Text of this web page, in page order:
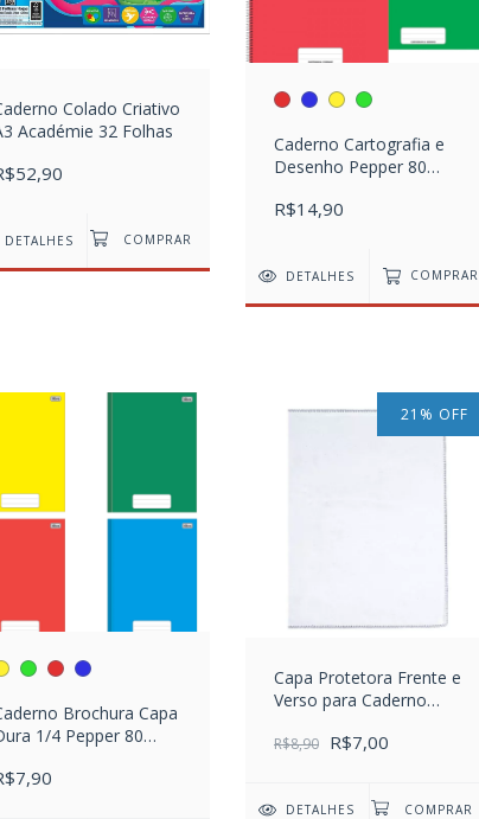
Colado Criativo
Académie 32 Folhas
DETALHES
Caderno Cartografia e
Desenho Pepper 80
R$14,90
DETALHES COMPRAR
Brochura Capa
1/4 Pepper 80
21 % OFF
Capa Protetora Frente e
Verso para Caderno
R$8,90 R$7,00
DETALHES